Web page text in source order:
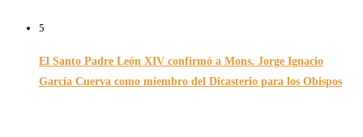
5
El Santo Padre León XIV confirmó a Mons. Jorge Ignacio
García Cuerva como miembro del Dicasterio para los Obispos